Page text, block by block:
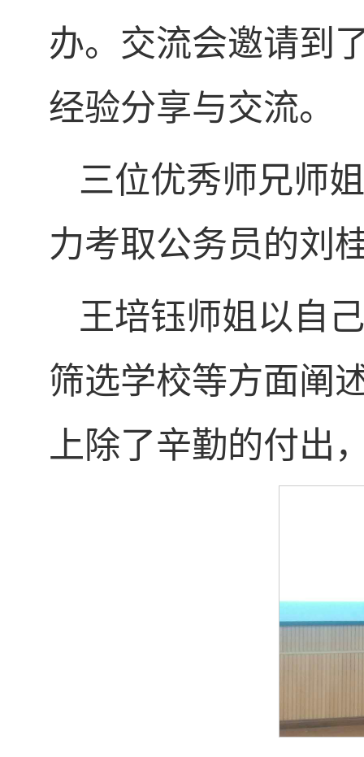
办。交流会邀请到
经验分享与交流。
三位优秀师兄师
力考取公务员的刘
王培钰师姐以自
筛选学校等方面阐
上除了辛勤的付出